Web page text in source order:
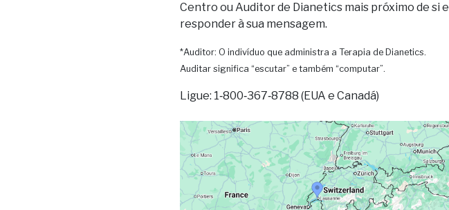
Centro ou Auditor de Dianetics mais próximo de si e
responder à sua mensagem.
*Auditor: O indivíduo que administra a Terapia de Dianetics.
Auditar significa “escutar” e também “computar”.
Ligue: 1‑800‑367‑8788 (EUA e Canadá)